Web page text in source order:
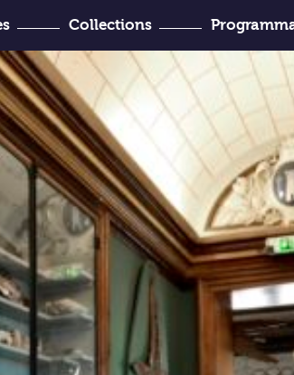
d’Histoire Joseph-
Collections
venir ?